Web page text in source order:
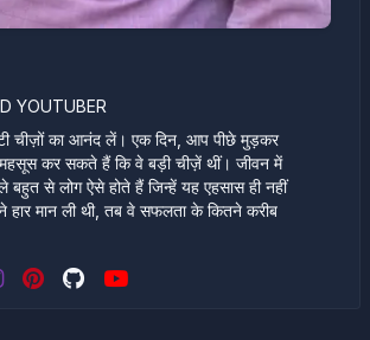
YOUTUBER
चीज़ों का आनंद लें। एक दिन, आप पीछे मुड़कर
कर सकते हैं कि वे बड़ी चीज़ें थीं। जीवन में
बहुत से लोग ऐसे होते हैं जिन्हें यह एहसास ही नहीं
हार मान ली थी, तब वे सफलता के कितने करीब